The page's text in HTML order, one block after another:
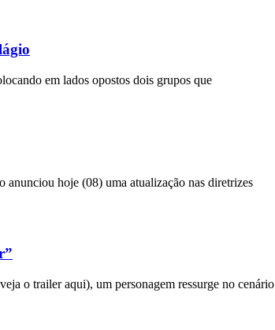
em lados opostos dois grupos que
anunciou hoje (08) uma atualização nas diretrizes
o trailer aqui), um personagem ressurge no cenário